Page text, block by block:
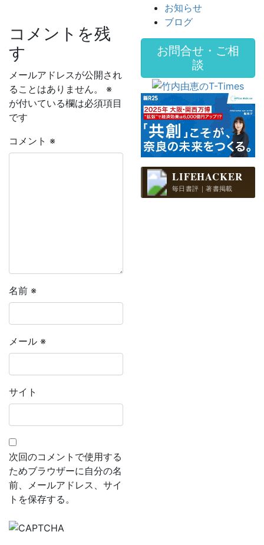
コメントを残
す
メールアドレスが公開され
ることはありません。
※
が付いている欄は必須項目
です
コメント ※
名前 ※
メール ※
サイト
次回のコメントで使用する
ためブラウザーに自分の名
前、メールアドレス、サイ
トを保存する。
お知らせ
ブログ
お問合せ・ご相
談
LIFEHACKER
毎日書評｜著書掲載